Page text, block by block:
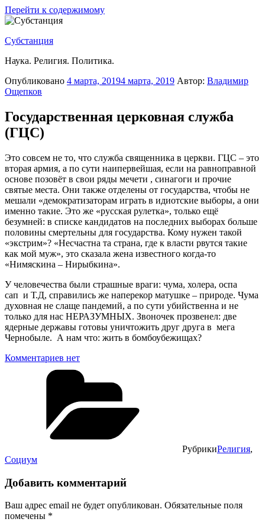
Перейти к содержимому
Субстанция
Наука. Религия. Политика.
Опубликовано 4 марта, 20194 марта, 2019 Автор: Владимир
Ощепков
Государственная церковная служба
(ГЦС)
Это совсем не то, что служба священника в церкви. ГЦС – это
вторая армия, а по сути наипервейшая, если на равноправной
основе позовёт в свои ряды мечети , синагоги и прочие
святые места. Они также отделены от государства, чтобы не
мешали «демократизаторам играть в идиотские выборы, а они
именно такие. Это же «русская рулетка», только ещё
безумней: в списке кандидатов на последних выборах больше
половины смертельны для государства. Кому нужен такой
«экстрим»? «Несчастна та страна, где к власти рвутся такие
как мой муж», это сказала жена известного когда-то
«Нимяскина – Нирыбкина».
У человечества были страшные враги: чума, холера, оспа
сап и Т.Д, справились же наперекор матушке – природе. Чума
духовная не слаще пандемий, а по сути убийственна и не
только для нас НЕРАЗУМНЫХ. Звоночек прозвенел: две
ядерные державы готовы уничтожить друг друга в мега
Чернобыле. А нам что: жить в бомбоубежищах?
Комментариев нет
РубрикиРелигия,
Социум
Добавить комментарий
Ваш адрес email не будет опубликован. Обязательные поля
помечены *